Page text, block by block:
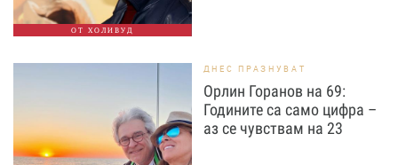
ОТ ХОЛИВУД
ДНЕС ПРАЗНУВАТ
Орлин Горанов на 69:
Годините са само цифра –
аз се чувствам на 23